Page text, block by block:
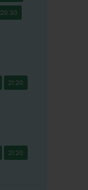
20:30
21:20
21:20